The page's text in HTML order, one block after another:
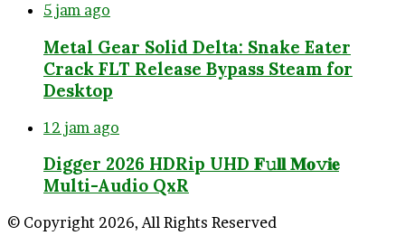
5 jam ago
Metal Gear Solid Delta: Snake Eater
Crack FLT Release Bypass Steam for
Desktop
12 jam ago
Digger 2026 HDRip UHD 𝐅𝚞𝐥𝐥 𝐌𝐨𝚟𝐢𝐞
Multi-Audio QxR
© Copyright 2026, All Rights Reserved